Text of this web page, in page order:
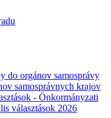
do orgánov samosprávy
samosprávnych krajov
- Önkormányzati
választások 2026